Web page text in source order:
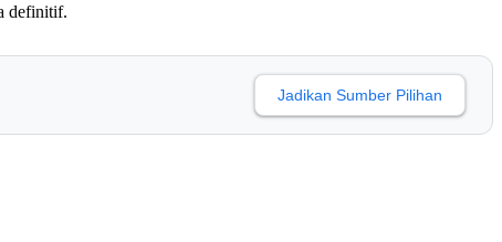
definitif.
Jadikan Sumber Pilihan